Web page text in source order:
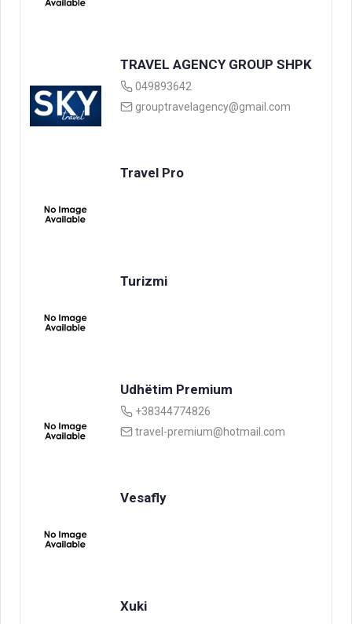
TRAVEL AGENCY GROUP SHPK
049893642
grouptravelagency@gmail.com
Travel Pro
Turizmi
Udhëtim Premium
+38344774826
travel-premium@hotmail.com
Vesafly
Xuki